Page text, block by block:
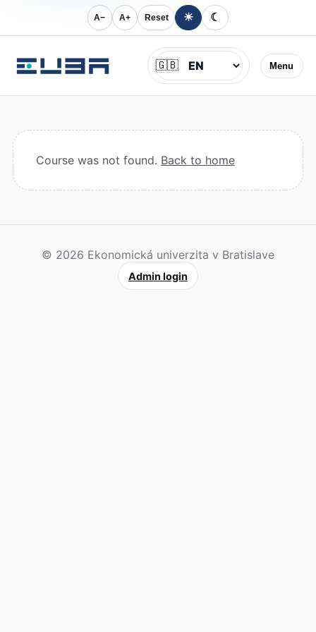
A− A+ Reset ☀ ☾
Menu
Jazyk
🇬🇧
Course was not found. Back to home
© 2026 Ekonomická univerzita v Bratislave
Admin login